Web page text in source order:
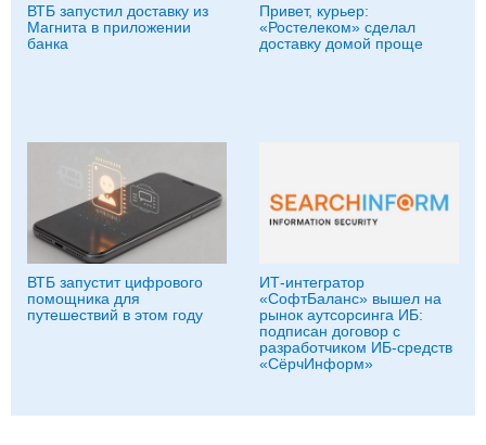
ВТБ запустил доставку из
Магнита в приложении
банка
Привет, курьер:
«Ростелеком» сделал
доставку домой проще
ВТБ запустит цифрового
помощника для
путешествий в этом году
ИТ-интегратор
«СофтБаланс» вышел на
рынок аутсорсинга ИБ:
подписан договор с
разработчиком ИБ-средств
«СёрчИнформ»